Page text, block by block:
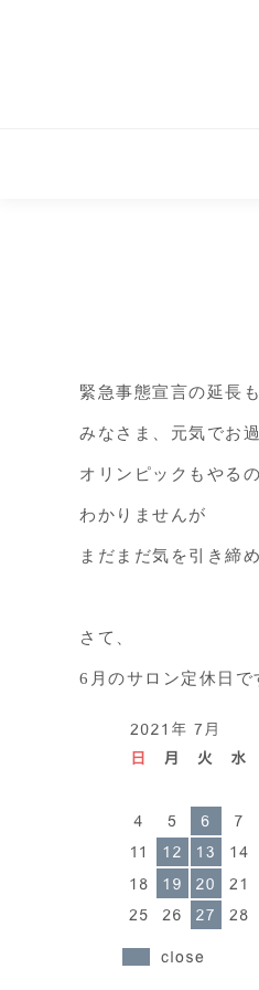
緊急事態宣言の延長
みなさま、元気でお
オリンピックもやる
わかりませんが
まだまだ気を引き締
さて、
6月のサロン定休日で